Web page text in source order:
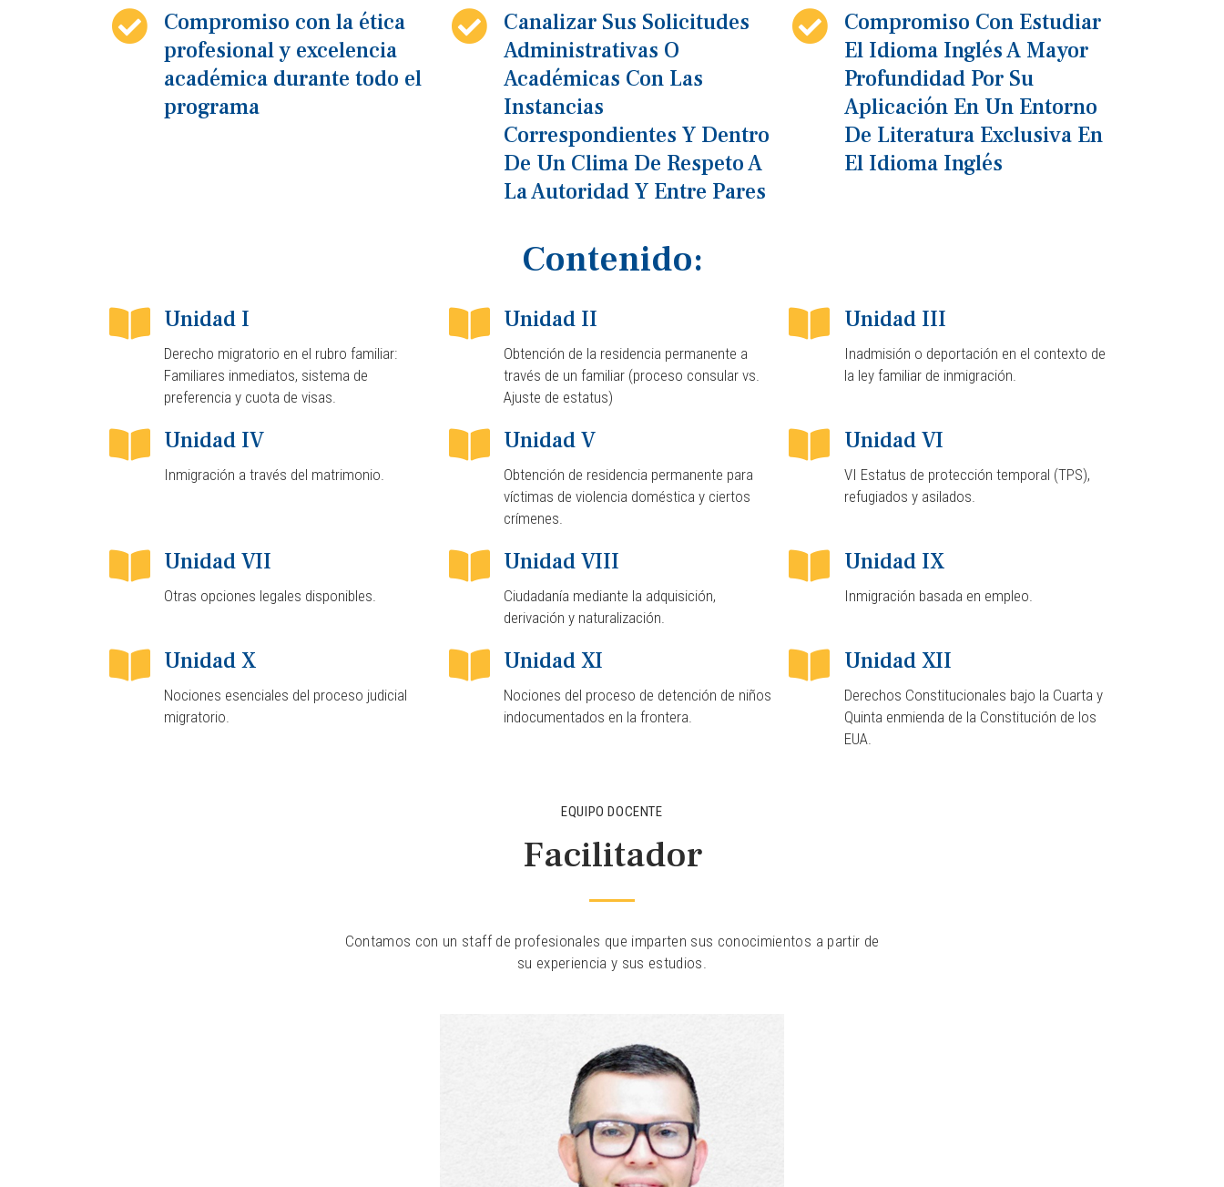
Compromiso con la ética
profesional y excelencia
académica durante todo el
programa
Canalizar Sus Solicitudes
Administrativas O
Académicas Con Las
Instancias
Correspondientes Y Dentro
De Un Clima De Respeto A
La Autoridad Y Entre Pares
Compromiso Con Estudiar
El Idioma Inglés A Mayor
Profundidad Por Su
Aplicación En Un Entorno
De Literatura Exclusiva En
El Idioma Inglés
Contenido:
Unidad I
Derecho migratorio en el rubro familiar:
Familiares inmediatos, sistema de
preferencia y cuota de visas.
Unidad II
Obtención de la residencia permanente a
través de un familiar (proceso consular vs.
Ajuste de estatus)
Unidad III
Inadmisión o deportación en el contexto de
la ley familiar de inmigración.
Unidad IV
Inmigración a través del matrimonio.
Unidad V
Obtención de residencia permanente para
víctimas de violencia doméstica y ciertos
crímenes.
Unidad VI
VI Estatus de protección temporal (TPS),
refugiados y asilados.
Unidad VII
Otras opciones legales disponibles.
Unidad VIII
Ciudadanía mediante la adquisición,
derivación y naturalización.
Unidad IX
Inmigración basada en empleo.
Unidad X
Nociones esenciales del proceso judicial
migratorio.
Unidad XI
Nociones del proceso de detención de niños
indocumentados en la frontera.
Unidad XII
Derechos Constitucionales bajo la Cuarta y
Quinta enmienda de la Constitución de los
EUA.
EQUIPO DOCENTE
Facilitador
Contamos con un staff de profesionales que imparten sus conocimientos a partir de
su experiencia y sus estudios.